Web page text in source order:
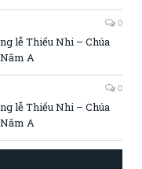
0
lễ Thiếu Nhi – Chúa
A
0
lễ Thiếu Nhi – Chúa
A